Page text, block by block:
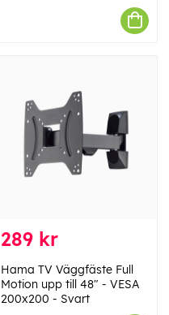
289 kr
Hama TV Väggfäste Full
Motion upp till 48" - VESA
200x200 - Svart